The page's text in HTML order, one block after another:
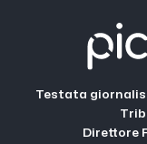
Testata
Direttore